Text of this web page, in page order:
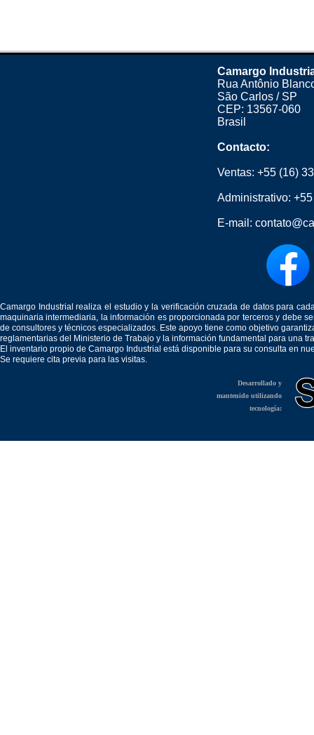
Camargo
Rua Antônio
São Carlos / SP
CEP: 13567-060
Brasil
Contacto:
Ventas: +55 (16)
Administrativo:
E-mail:
Camargo Industrial realiza el estudio y la verificación cruzada de datos para
maquinaria intermediaria, la información es proporcionada por terceros y debe
de consultores y técnicos especializados. Este apoyo tiene como objetivo
reglamentarias del Ministerio de Trabajo y la información fundamental para una
El inventario propio de Camargo Industrial está disponible para su consulta en
Se requiere cita previa para las visitas.
Desarrollado y
mantenido utilizando
tecnología: